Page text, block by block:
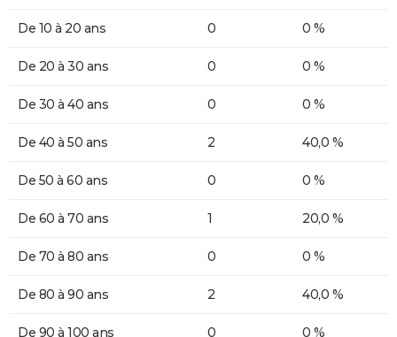
De 10 à 20 ans 0 0 %
De 20 à 30 ans 0 0 %
De 30 à 40 ans 0 0 %
De 40 à 50 ans 2 40,0 %
De 50 à 60 ans 0 0 %
De 60 à 70 ans 1 20,0 %
De 70 à 80 ans 0 0 %
De 80 à 90 ans 2 40,0 %
De 90 à 100 ans 0 0 %